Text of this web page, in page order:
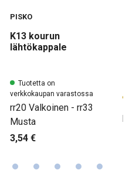
PISKO
K13 kourun
lähtökappale
Tuotetta on
verkkokaupan varastossa
rr20 Valkoinen - rr33
Musta
3,54 €